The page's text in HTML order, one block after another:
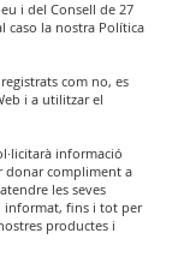
i del Consell de 27
caso la nostra Política
com no, es
i a utilitzar el
informació
donar compliment a
les seves
informat, fins i tot per
productes i